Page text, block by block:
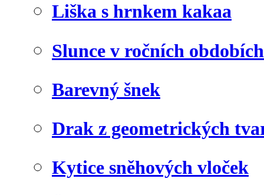
Liška s hrnkem kakaa
Slunce v ročních obdobích
Barevný šnek
Drak z geometrických
Kytice sněhových vloček